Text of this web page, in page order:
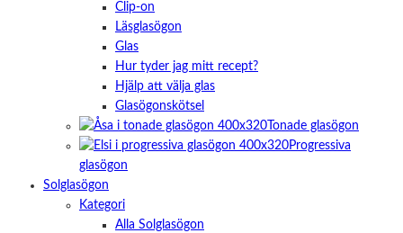
Clip-on
Läsglasögon
Glas
Hur tyder jag mitt recept?
Hjälp att välja glas
Glasögonskötsel
Tonade glasögon
Progressiva
glasögon
Solglasögon
Kategori
Alla Solglasögon